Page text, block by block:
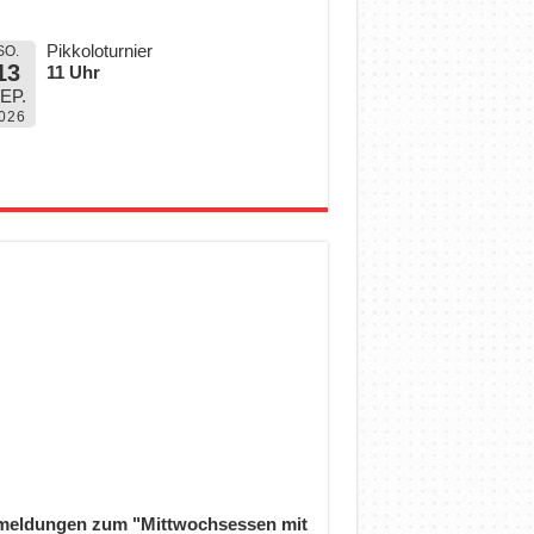
Pikkoloturnier
11 Uhr
zum "Mittwochsessen mit